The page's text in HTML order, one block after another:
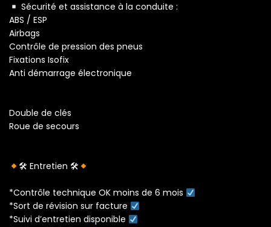
Sécurité et assistance à la conduite :
ABS / ESP
Airbags
Contrôle de pression des pneus
Fixations Isofix
Anti démarrage électronique
Double de clés
Roue de secours
🛠 Entretien 🛠
*Contrôle technique OK moins de 6 mois
*Sort de révision sur facture
*Suivi d’entretien disponible